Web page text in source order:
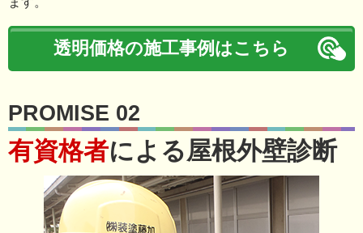
透明価格の施工事例はこちら
PROMISE 02
有資格者による屋根外壁診断